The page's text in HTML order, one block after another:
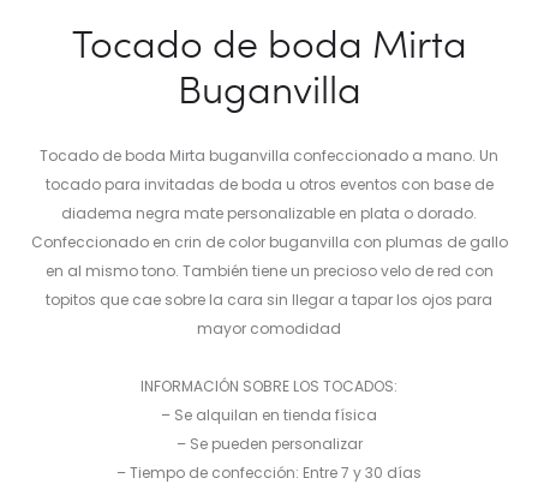
Tocado de boda Mirta
Buganvilla
Tocado de boda Mirta buganvilla confeccionado a mano. Un
tocado para invitadas de boda u otros eventos con base de
diadema negra mate personalizable en plata o dorado.
Confeccionado en crin de color buganvilla con plumas de gallo
en al mismo tono. También tiene un precioso velo de red con
topitos que cae sobre la cara sin llegar a tapar los ojos para
mayor comodidad
INFORMACIÓN SOBRE LOS TOCADOS:
– Se alquilan en tienda física
– Se pueden personalizar
– Tiempo de confección: Entre 7 y 30 días